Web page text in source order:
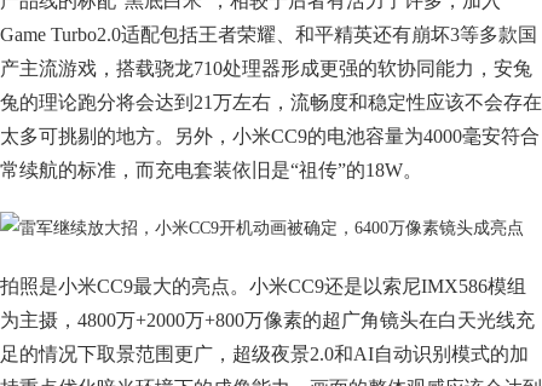
Game Turbo2.0适配包括王者荣耀、和平精英还有崩坏3等多款国
产主流游戏，搭载骁龙710处理器形成更强的软协同能力，安兔
兔的理论跑分将会达到21万左右，流畅度和稳定性应该不会存在
太多可挑剔的地方。另外，小米CC9的电池容量为4000毫安符合
常续航的标准，而充电套装依旧是“祖传”的18W。
拍照是小米CC9最大的亮点。小米CC9还是以索尼IMX586模组
为主摄，4800万+2000万+800万像素的超广角镜头在白天光线充
足的情况下取景范围更广，超级夜景2.0和AI自动识别模式的加